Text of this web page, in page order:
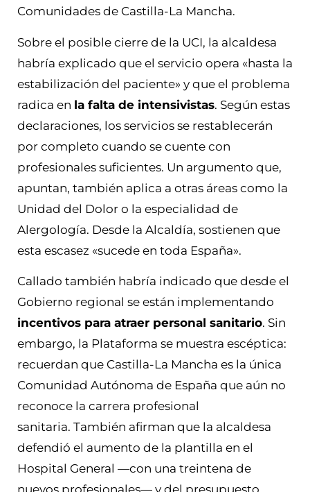
Comunidades de Castilla-La Mancha.
Sobre el posible cierre de la UCI, la alcaldesa
habría explicado que el servicio opera «hasta la
estabilización del paciente» y que el problema
radica en la falta de intensivistas. Según estas
declaraciones, los servicios se restablecerán
por completo cuando se cuente con
profesionales suficientes. Un argumento que,
apuntan, también aplica a otras áreas como la
Unidad del Dolor o la especialidad de
Alergología. Desde la Alcaldía, sostienen que
esta escasez «sucede en toda España».
Callado también habría indicado que desde el
Gobierno regional se están implementando
incentivos para atraer personal sanitario. Sin
embargo, la Plataforma se muestra escéptica:
recuerdan que Castilla-La Mancha es la única
Comunidad Autónoma de España que aún no
reconoce la carrera profesional
sanitaria. También afirman que la alcaldesa
defendió el aumento de la plantilla en el
Hospital General —con una treintena de
nuevos profesionales— y del presupuesto